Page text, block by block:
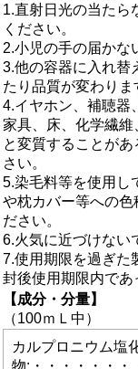
1.直射日光の当たら
ください。
2.小児の手の届かな
3.他の容器に入れ替
たり品質が変わりま
4.イヤホン、補聴器
家具、床、化学繊
と変質することが
さい。
5.染毛料等を使用し
や枕カバー等への色
ださい。
6.火気に近づけない
7.使用期限を過ぎた
封後使用期限内であ
【成分・分量】
（100ｍＬ中）
カルプロニウム塩
物:・・・・・・・